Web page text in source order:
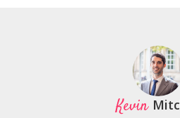
Kevin